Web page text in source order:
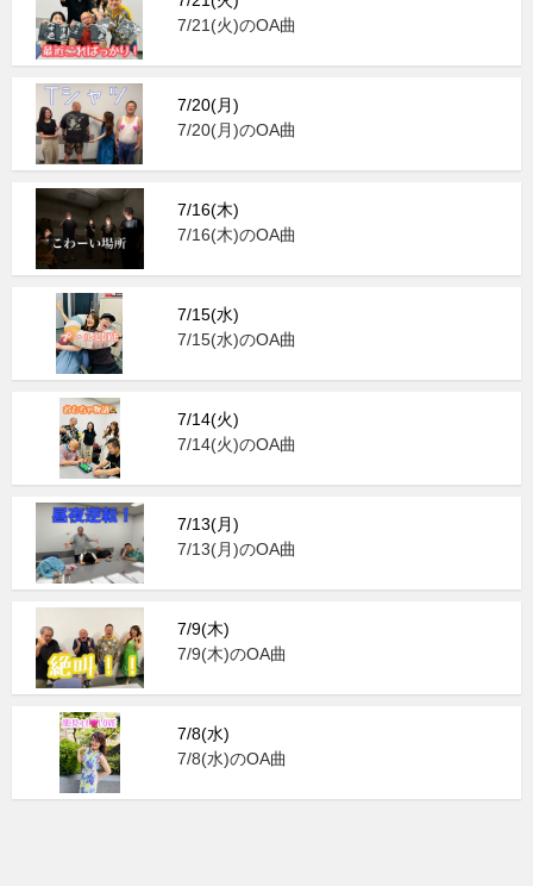
7/21(火)のOA曲
7/20(月)
7/20(月)のOA曲
7/16(木)
7/16(木)のOA曲
7/15(水)
7/15(水)のOA曲
7/14(火)
7/14(火)のOA曲
7/13(月)
7/13(月)のOA曲
7/9(木)
7/9(木)のOA曲
7/8(水)
7/8(水)のOA曲